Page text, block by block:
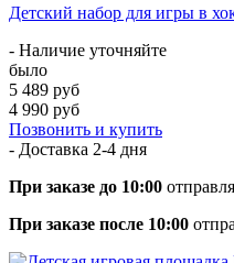
Детский набор для игры в
- Наличие уточняйте
было
5 489 руб
4 990 руб
Позвонить и купить
- Доставка 2-4 дня
При заказе до 10:00
При заказе после 10:00